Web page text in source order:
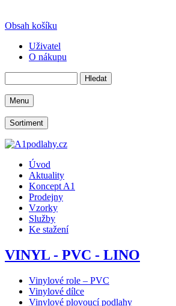
Obsah košíku
Uživatel
O nákupu
Menu
Sortiment
Úvod
Aktuality
Koncept A1
Prodejny
Vzorky
Služby
Ke stažení
VINYL - PVC - LINO
Vinylové role – PVC
Vinylové dílce
Vinylové plovoucí podlahy